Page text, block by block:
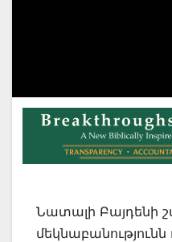
Նատալի Բայդենի